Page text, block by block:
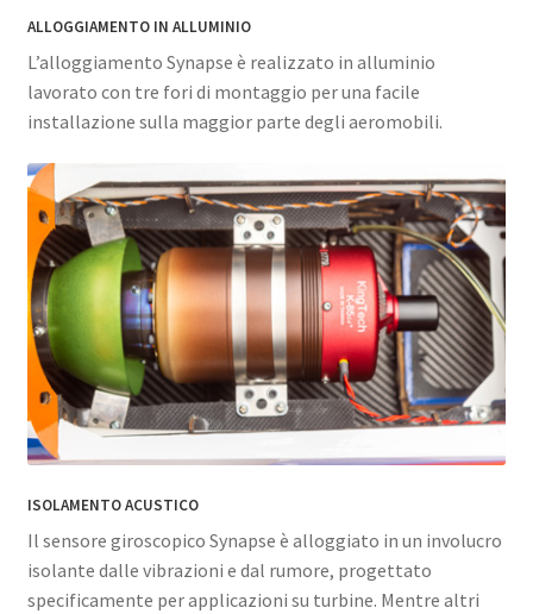
ALLOGGIAMENTO IN ALLUMINIO
L’alloggiamento Synapse è realizzato in alluminio
lavorato con tre fori di montaggio per una facile
installazione sulla maggior parte degli aeromobili.
ISOLAMENTO ACUSTICO
Il sensore giroscopico Synapse è alloggiato in un involucro
isolante dalle vibrazioni e dal rumore, progettato
specificamente per applicazioni su turbine. Mentre altri